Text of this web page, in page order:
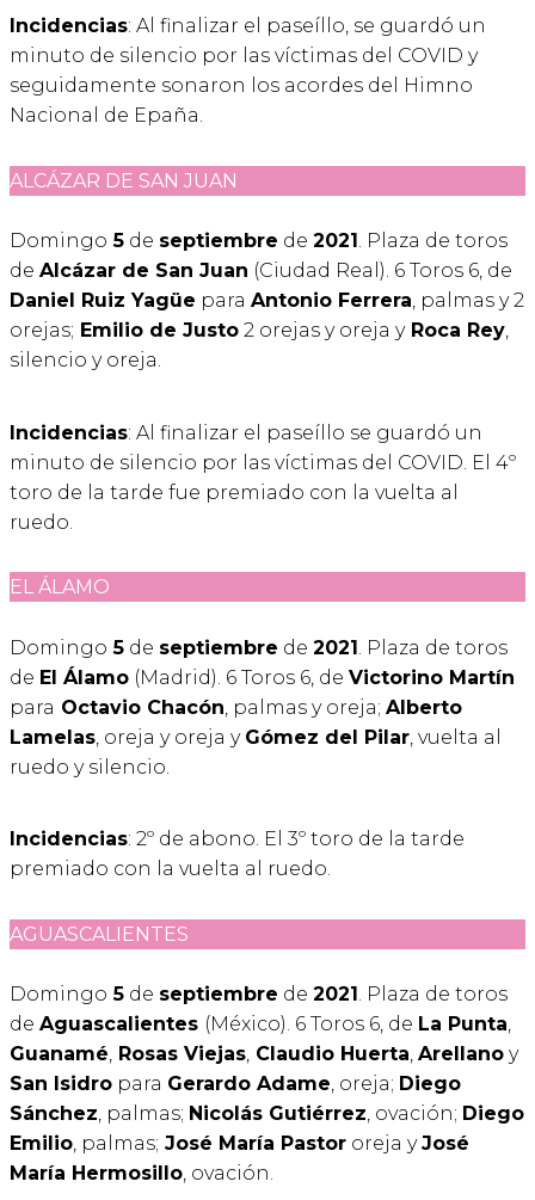
Incidencias: Al finalizar el paseíllo, se guardó un
minuto de silencio por las víctimas del COVID y
seguidamente sonaron los acordes del Himno
Nacional de Epaña.
ALCÁZAR DE SAN JUAN
Domingo 5 de septiembre de 2021 . Plaza de toros
de Alcázar de San Juan (Ciudad Real). 6 Toros 6, de
Daniel Ruiz Yagüe para Antonio Ferrera, palmas y 2
orejas; Emilio de Justo 2 orejas y oreja yRoca Rey,
silencio y oreja.
Incidencias: Al finalizar el paseíllo se guardó un
minuto de silencio por las víctimas del COVID. El 4º
toro de la tarde fue premiado con la vuelta al
ruedo.
EL ÁLAMO
Domingo 5 de septiembre de 2021. Plaza de toros
de El Álamo (Madrid). 6 Toros 6, de Victorino Martín
para Octavio Chacón, palmas y oreja; Alberto
Lamelas, oreja y oreja y Gómez del Pilar, vuelta al
ruedo y silencio.
Incidencias: 2º de abono. El 3º toro de la tarde
premiado con la vuelta al ruedo.
AGUASCALIENTES
Domingo 5 de septiembre de 2021 . Plaza de toros
de Aguascalientes (México). 6 Toros 6, de La Punta,
Guanamé, Rosas Viejas, Claudio Huerta, Arellano y
San Isidro para Gerardo Adame, oreja; Diego
Sánchez, palmas; Nicolás Gutiérrez, ovación; Diego
Emilio, palmas; José María Pastor oreja yJosé
María Hermosillo, ovación.